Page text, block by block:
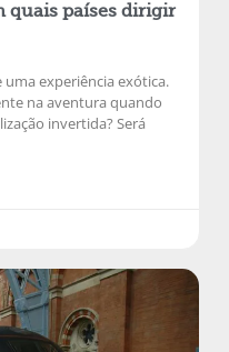
quais países dirigir
uma experiência exótica.
na aventura quando
invertida? Será